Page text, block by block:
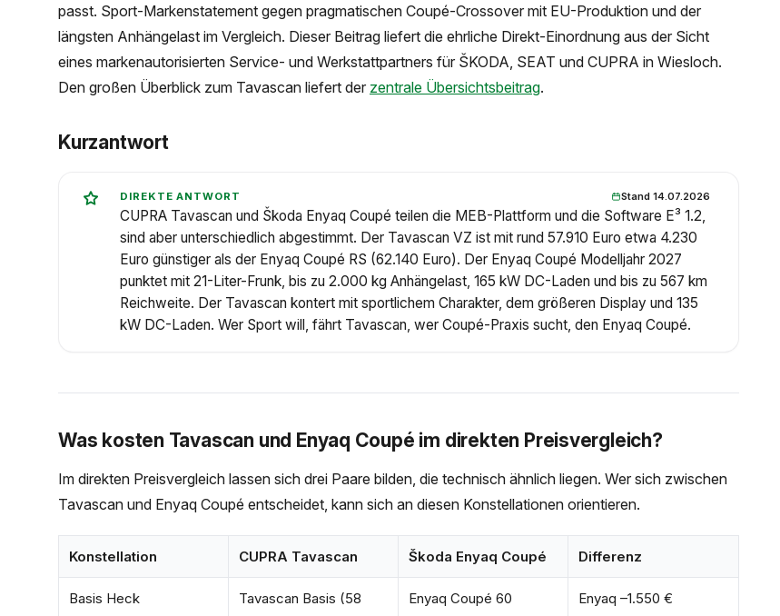
passt. Sport-Markenstatement gegen pragmatischen Coupé-Crossover mit EU-Produktion und der
längsten Anhängelast im Vergleich. Dieser Beitrag liefert die ehrliche Direkt-Einordnung aus der Sicht
eines markenautorisierten Service- und Werkstattpartners für ŠKODA, SEAT und CUPRA in Wiesloch.
Den großen Überblick zum Tavascan liefert der zentrale Übersichtsbeitrag.
Kurzantwort
DIREKTE ANTWORT Stand 14.07.2026
CUPRA Tavascan und Škoda Enyaq Coupé teilen die MEB-Plattform und die Software E³ 1.2,
sind aber unterschiedlich abgestimmt. Der Tavascan VZ ist mit rund 57.910 Euro etwa 4.230
Euro günstiger als der Enyaq Coupé RS (62.140 Euro). Der Enyaq Coupé Modelljahr 2027
punktet mit 21-Liter-Frunk, bis zu 2.000 kg Anhängelast, 165 kW DC-Laden und bis zu 567 km
Reichweite. Der Tavascan kontert mit sportlichem Charakter, dem größeren Display und 135
kW DC-Laden. Wer Sport will, fährt Tavascan, wer Coupé-Praxis sucht, den Enyaq Coupé.
Was kosten Tavascan und Enyaq Coupé im direkten Preisvergleich?
Im direkten Preisvergleich lassen sich drei Paare bilden, die technisch ähnlich liegen. Wer sich zwischen
Tavascan und Enyaq Coupé entscheidet, kann sich an diesen Konstellationen orientieren.
Konstellation CUPRA Tavascan Škoda Enyaq Coupé Differenz
Basis Heck
Tavascan Basis (58
Enyaq Coupé 60
Enyaq –1.550 €